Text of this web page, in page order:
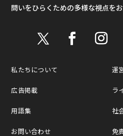
問いをひらくための多様な視点をお
私たちについて
広告掲載
用語集
お問い合わせ
運
ラ
社
免